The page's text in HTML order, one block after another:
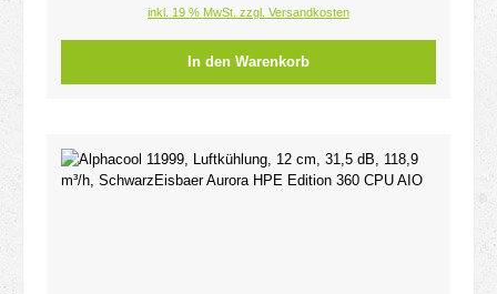
inkl. 19 % MwSt. zzgl. Versandkosten
In den Warenkorb